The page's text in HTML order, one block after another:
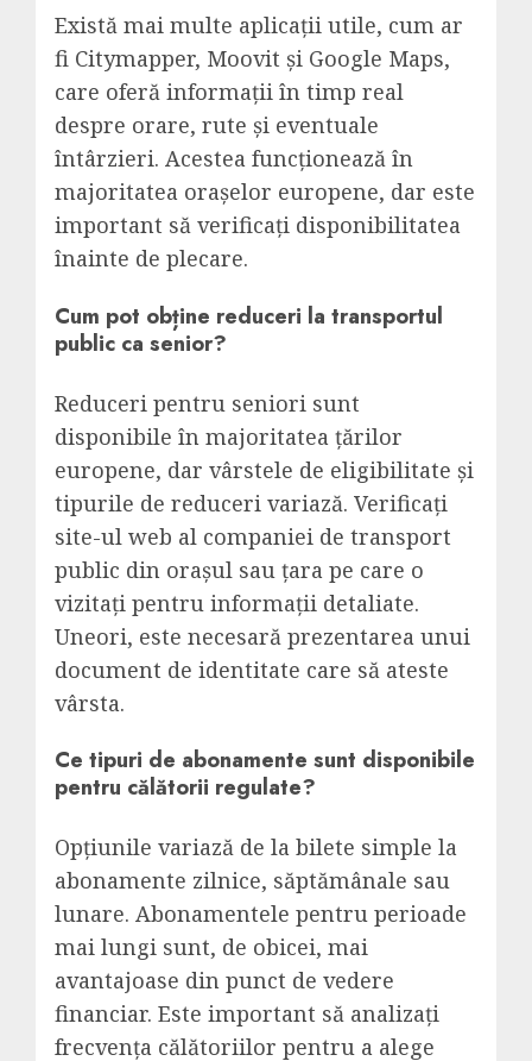
Există mai multe aplicații utile, cum ar
fi Citymapper, Moovit și Google Maps,
care oferă informații în timp real
despre orare, rute și eventuale
întârzieri. Acestea funcționează în
majoritatea orașelor europene, dar este
important să verificați disponibilitatea
înainte de plecare.
Cum pot obține reduceri la transportul
public ca senior?
Reduceri pentru seniori sunt
disponibile în majoritatea țărilor
europene, dar vârstele de eligibilitate și
tipurile de reduceri variază. Verificați
site-ul web al companiei de transport
public din orașul sau țara pe care o
vizitați pentru informații detaliate.
Uneori, este necesară prezentarea unui
document de identitate care să ateste
vârsta.
Ce tipuri de abonamente sunt disponibile
pentru călătorii regulate?
Opțiunile variază de la bilete simple la
abonamente zilnice, săptămânale sau
lunare. Abonamentele pentru perioade
mai lungi sunt, de obicei, mai
avantajoase din punct de vedere
financiar. Este important să analizați
frecvența călătoriilor pentru a alege